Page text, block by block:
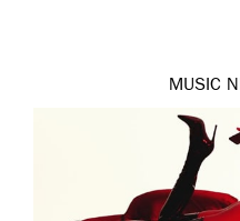
MUSIC